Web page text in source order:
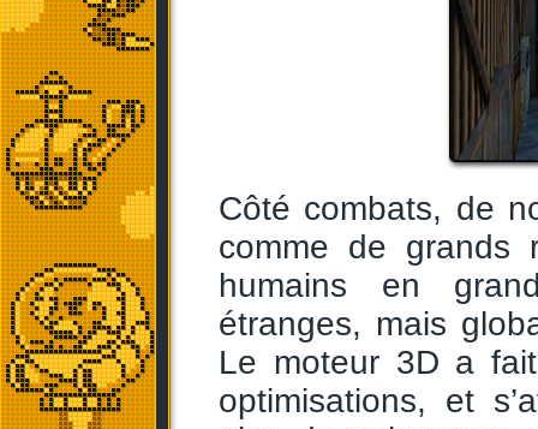
Côté combats, de
comme de grands
humains en
étranges, mais
Le moteur 3D a
optimisations, et